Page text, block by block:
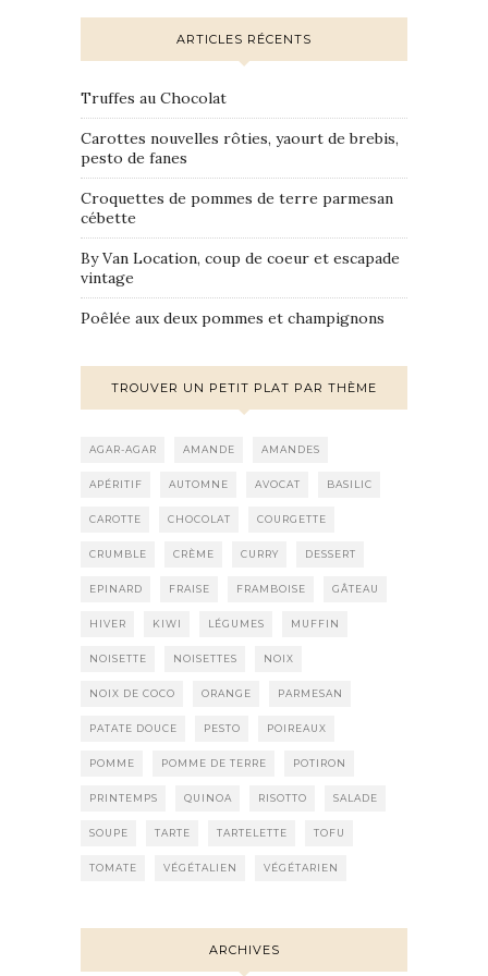
ARTICLES RÉCENTS
Truffes au Chocolat
Carottes nouvelles rôties, yaourt de brebis,
pesto de fanes
Croquettes de pommes de terre parmesan
cébette
By Van Location, coup de coeur et escapade
vintage
Poêlée aux deux pommes et champignons
TROUVER UN PETIT PLAT PAR THÈME
AGAR-AGAR AMANDE AMANDES
APÉRITIF AUTOMNE AVOCAT BASILIC
CAROTTE CHOCOLAT COURGETTE
CRUMBLE CRÈME CURRY DESSERT
EPINARD FRAISE FRAMBOISE GÂTEAU
HIVER KIWI LÉGUMES MUFFIN
NOISETTE NOISETTES NOIX
NOIX DE COCO ORANGE PARMESAN
PATATE DOUCE PESTO POIREAUX
POMME POMME DE TERRE POTIRON
PRINTEMPS QUINOA RISOTTO SALADE
SOUPE TARTE TARTELETTE TOFU
TOMATE VÉGÉTALIEN VÉGÉTARIEN
ARCHIVES